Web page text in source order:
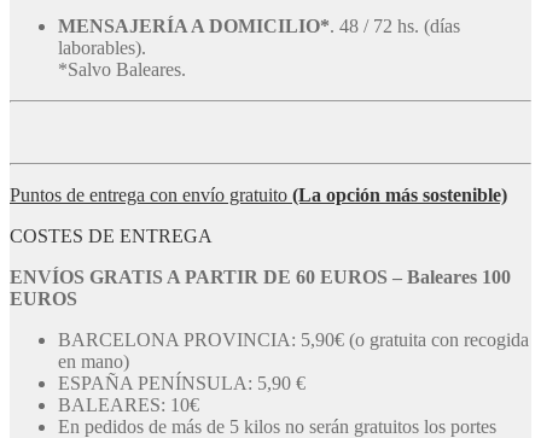
MENSAJERÍA A DOMICILIO*. 48 / 72 hs. (días
laborables).
*Salvo Baleares.
Puntos de entrega con envío gratuito (La opción más sostenible)
COSTES DE ENTREGA
ENVÍOS GRATIS A PARTIR DE 60 EUROS – Baleares 100
EUROS
BARCELONA PROVINCIA: 5,90€ (o gratuita con recogida
en mano)
ESPAÑA PENÍNSULA: 5,90 €
BALEARES: 10€
En pedidos de más de 5 kilos no serán gratuitos los portes